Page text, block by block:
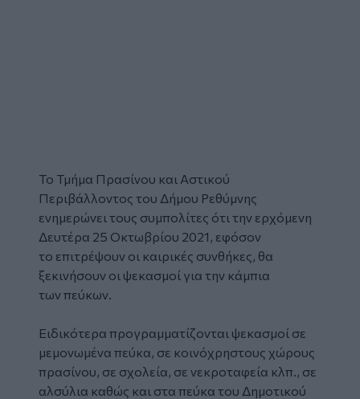
Το Τμήμα Πρασίνου και Αστικού
Περιβάλλοντος του Δήμου Ρεθύμνης
ενημερώνει τους συμπολίτες ότι την ερχόμενη
Δευτέρα 25 Οκτωβρίου 2021, εφόσον
το επιτρέψουν οι καιρικές συνθήκες, θα
ξεκινήσουν οι ψεκασμοί για την κάμπια
των πεύκων.
Ειδικότερα προγραμματίζονται ψεκασμοί σε
μεμονωμένα πεύκα, σε κοινόχρηστους χώρους
πρασίνου, σε σχολεία, σε νεκροταφεία κλπ., σε
αλσύλια καθώς και στα πεύκα του Δημοτικού